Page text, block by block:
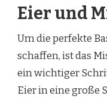
Eier und
Um die perfekte
schaffen, ist das
ein wichtiger
Eier in eine große